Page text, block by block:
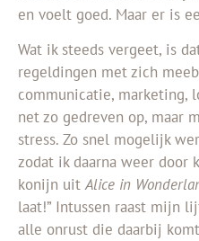
en voelt goed. Maar er is
Wat ik steeds vergeet, is
regeldingen met zich
communicatie, marketing,
net zo gedreven op, maar
stress. Zo snel mogelijk
zodat ik daarna weer door
konijn uitAlice in
laat!” Intussen raast mijn
alle onrust die daarbij